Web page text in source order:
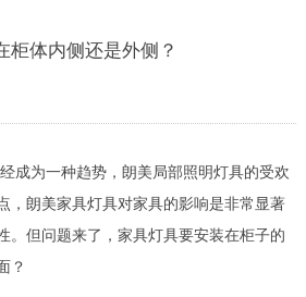
柜体内侧还是外侧？
成为一种趋势，朗美局部照明灯具的受欢
，朗美家具灯具对家具的影响是非常显著
。但问题来了，家具灯具要安装在柜子的
？